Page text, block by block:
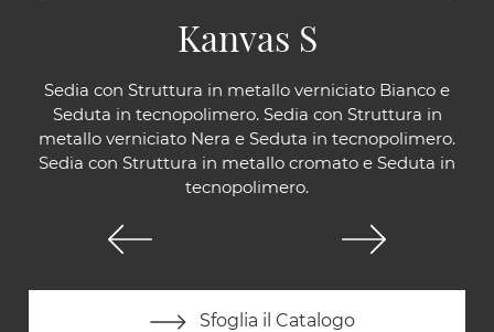
Sedia con Struttura in metallo verniciato Bianco e
Seduta in tecnopolimero. Sedia con Struttura in
metallo verniciato Nera e Seduta in tecnopolimero.
Sedia con Struttura in metallo cromato e Seduta in
tecnopolimero.
Sfoglia il Catalogo
Kanvas S